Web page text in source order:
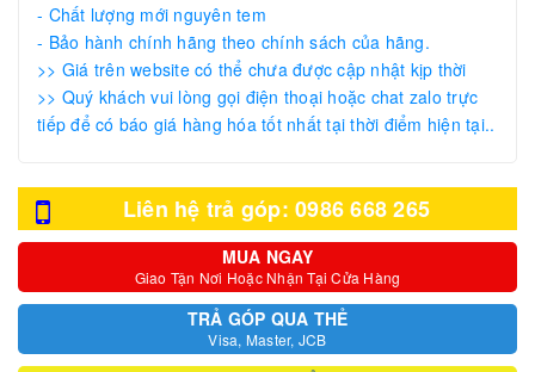
- Chất lượng mới nguyên tem
- Bảo hành chính hãng theo chính sách của hãng.
>> Giá trên website có thể chưa được cập nhật kịp thời
>> Quý khách vui lòng gọi điện thoại hoặc chat zalo trực
tiếp để có báo giá hàng hóa tốt nhất tại thời điểm hiện tại..
Liên hệ trả góp: 0986 668 265
MUA NGAY
Giao Tận Nơi Hoặc Nhận Tại Cửa Hàng
TRẢ GÓP QUA THẺ
Visa, Master, JCB